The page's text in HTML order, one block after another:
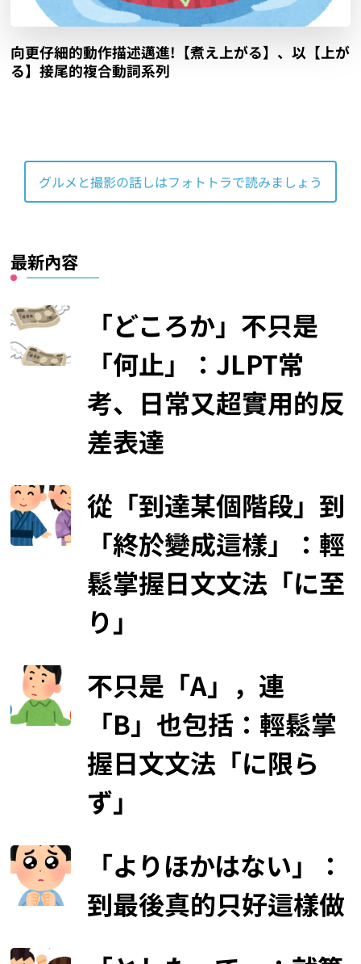
向更仔細的動作描述邁進!【煮え上がる】、以【上が
る】接尾的複合動詞系列
グルメと撮影の話しはフォトトラで読みましょう
最新內容
「どころか」不只是
「何止」：JLPT常
考、日常又超實用的反
差表達
從「到達某個階段」到
「終於變成這樣」：輕
鬆掌握日文文法「に至
り」
不只是「A」，連
「B」也包括：輕鬆掌
握日文文法「に限ら
ず」
「よりほかはない」：
到最後真的只好這樣做